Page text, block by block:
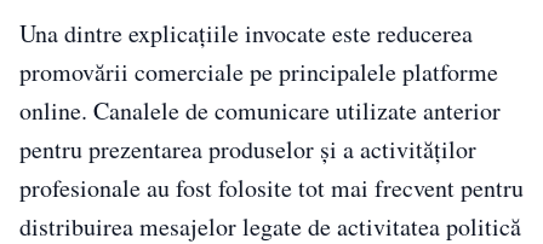
Una dintre explicațiile invocate este reducerea
promovării comerciale pe principalele platforme
online. Canalele de comunicare utilizate anterior
pentru prezentarea produselor și a activităților
profesionale au fost folosite tot mai frecvent pentru
distribuirea mesajelor legate de activitatea politică